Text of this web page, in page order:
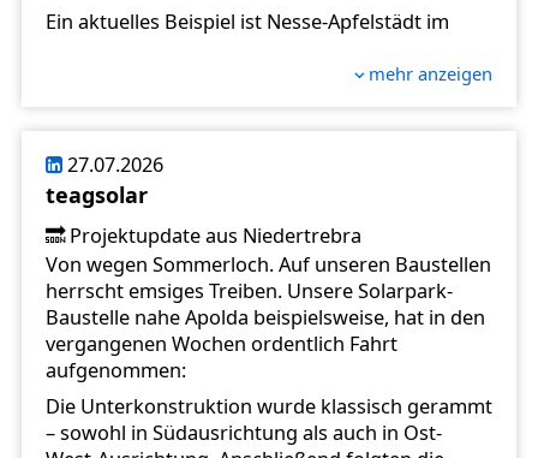
Ein aktuelles Beispiel ist Nesse-Apfelstädt im
Neudietendorf und Gamstädt wurden in dieser
genommen. Mit dabei waren unter anderem
Christian Jacob \(Bürgermeister der
Landgemeinde Nesse-Apfelstädt
Baer\(Vorstandsfunktion in der Stiftung\),
Patrick Halbreiter\(Account Manager für
Stiftungsanlagen\) sowie Vertreter der
beteiligten Baufirmen. Die Stiftung investierte
rund 268.000 Euro in die neuen Anlagen.
Inzwischen engagieren sich 56 Kommunen und
Verwaltungsgemeinschaften in der Stiftung. 142
Photovoltaikanlagen wurden in den
mehr anzeigen
27.07.2026
teagsolar
🔜 Projektupdate aus Niedertrebra
Von wegen Sommerloch. Auf unseren Baustellen
herrscht emsiges Treiben. Unsere Solarpark-
Baustelle nahe Apolda beispielsweise, hat in den
vergangenen Wochen ordentlich Fahrt
aufgenommen:
Die Unterkonstruktion wurde klassisch gerammt
– sowohl in Südausrichtung als auch in Ost-